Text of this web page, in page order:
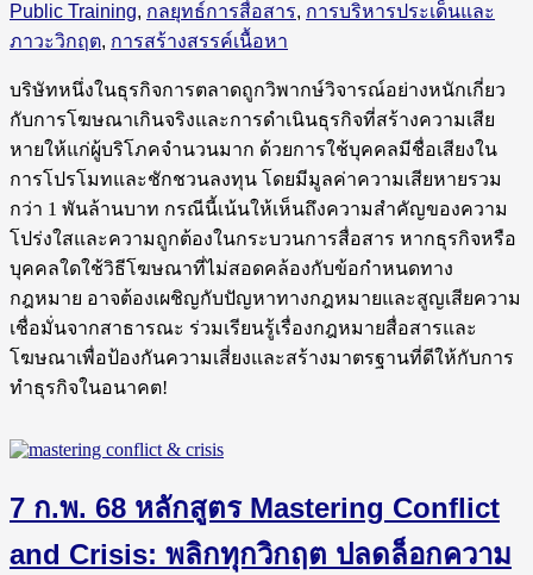
Public Training, กลยุทธ์การสื่อสาร, การบริหารประเด็นและ
ภาวะวิกฤต, การสร้างสรรค์เนื้อหา
บริษัทหนึ่งในธุรกิจการตลาดถูกวิพากษ์วิจารณ์อย่างหนักเกี่ยว
กับการโฆษณาเกินจริงและการดำเนินธุรกิจที่สร้างความเสีย
หายให้แก่ผู้บริโภคจำนวนมาก ด้วยการใช้บุคคลมีชื่อเสียงใน
การโปรโมทและชักชวนลงทุน โดยมีมูลค่าความเสียหายรวม
กว่า 1 พันล้านบาท กรณีนี้เน้นให้เห็นถึงความสำคัญของความ
โปร่งใสและความถูกต้องในกระบวนการสื่อสาร หากธุรกิจหรือ
บุคคลใดใช้วิธีโฆษณาที่ไม่สอดคล้องกับข้อกำหนดทาง
กฎหมาย อาจต้องเผชิญกับปัญหาทางกฎหมายและสูญเสียความ
เชื่อมั่นจากสาธารณะ ร่วมเรียนรู้เรื่องกฎหมายสื่อสารและ
โฆษณาเพื่อป้องกันความเสี่ยงและสร้างมาตรฐานที่ดีให้กับการ
ทำธุรกิจในอนาคต!
7 ก.พ. 68 หลักสูตร Mastering Conflict
and Crisis: พลิกทุกวิกฤต ปลดล็อกความ